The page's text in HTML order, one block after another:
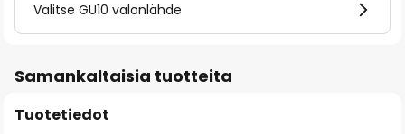
Valitse GU10 valonlähde
Samankaltaisia tuotteita
Tuotetiedot